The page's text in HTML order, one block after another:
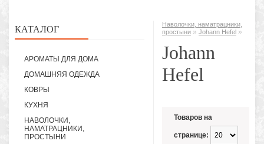
КАТАЛОГ
АРОМАТЫ ДЛЯ ДОМА
ДОМАШНЯЯ ОДЕЖДА
КОВРЫ
КУХНЯ
НАВОЛОЧКИ,
НАМАТРАЦНИКИ,
ПРОСТЫНИ
Наволочки, наматрацники,
простыни » Johann Hefel »
Johann
Hefel
Товаров на
странице: